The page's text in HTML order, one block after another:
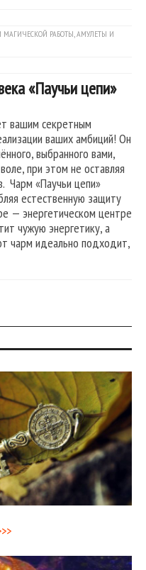
РАБОТЫ,АМУЛЕТЫ И
«Паучьи цепи»
вашим секретным
ваших амбиций! Он
выбранного вами,
при этом не оставляя
Чарм «Паучьи цепи»
естественную защиту
— энергетическом центре
чужую энергетику, а
чарм идеально подходит,